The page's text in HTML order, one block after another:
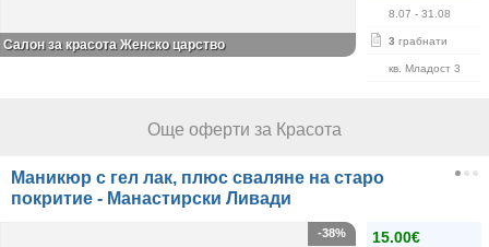
8.07 - 31.08
3 грабнати
кв. Младост 3
Салон за красота Женско царство
Още оферти за Красота
Маникюр с гел лак, плюс сваляне на старо
покритие - Манастирски Ливади
15.00€
-38%